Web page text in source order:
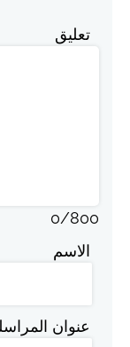
تعليق
0/800
الاسم
عنوان